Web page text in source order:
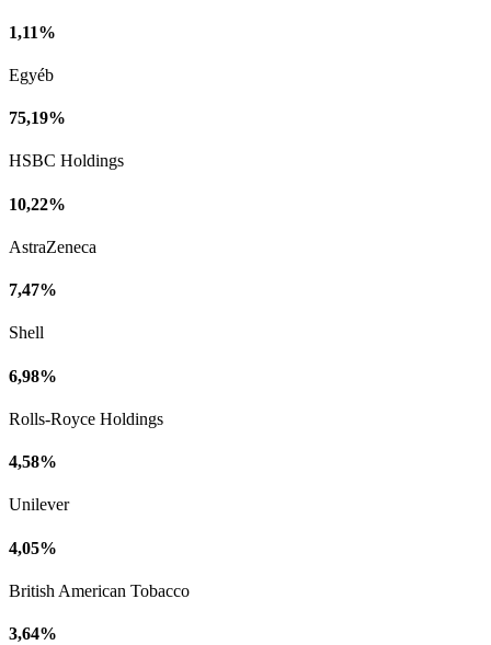
1,11%
Egyéb
75,19%
HSBC Holdings
10,22%
AstraZeneca
7,47%
Shell
6,98%
Rolls-Royce Holdings
4,58%
Unilever
4,05%
British American Tobacco
3,64%